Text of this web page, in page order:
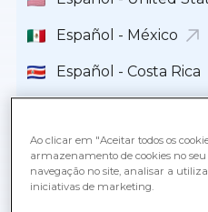
Español - México
Español - Costa Rica
Español - Guatemala
Español - Panamá
Ao clicar em "Aceitar todos os
armazenamento de cookies no
navegação no site, analisar a
iniciativas de marketing.